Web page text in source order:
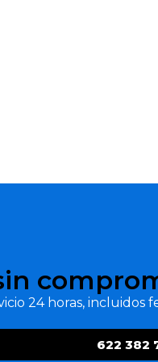
24 horas, incluidos
622 382